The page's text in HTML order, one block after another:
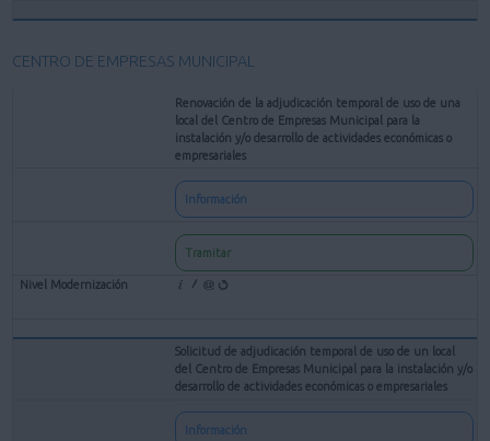
CENTRO DE EMPRESAS MUNICIPAL
Renovación de la adjudicación temporal de uso de una
local del Centro de Empresas Municipal para la
instalación y/o desarrollo de actividades económicas o
empresariales
Información
Tramitar
Solicitud de adjudicación temporal de uso de un local
del Centro de Empresas Municipal para la instalación y/o
desarrollo de actividades económicas o empresariales
Información